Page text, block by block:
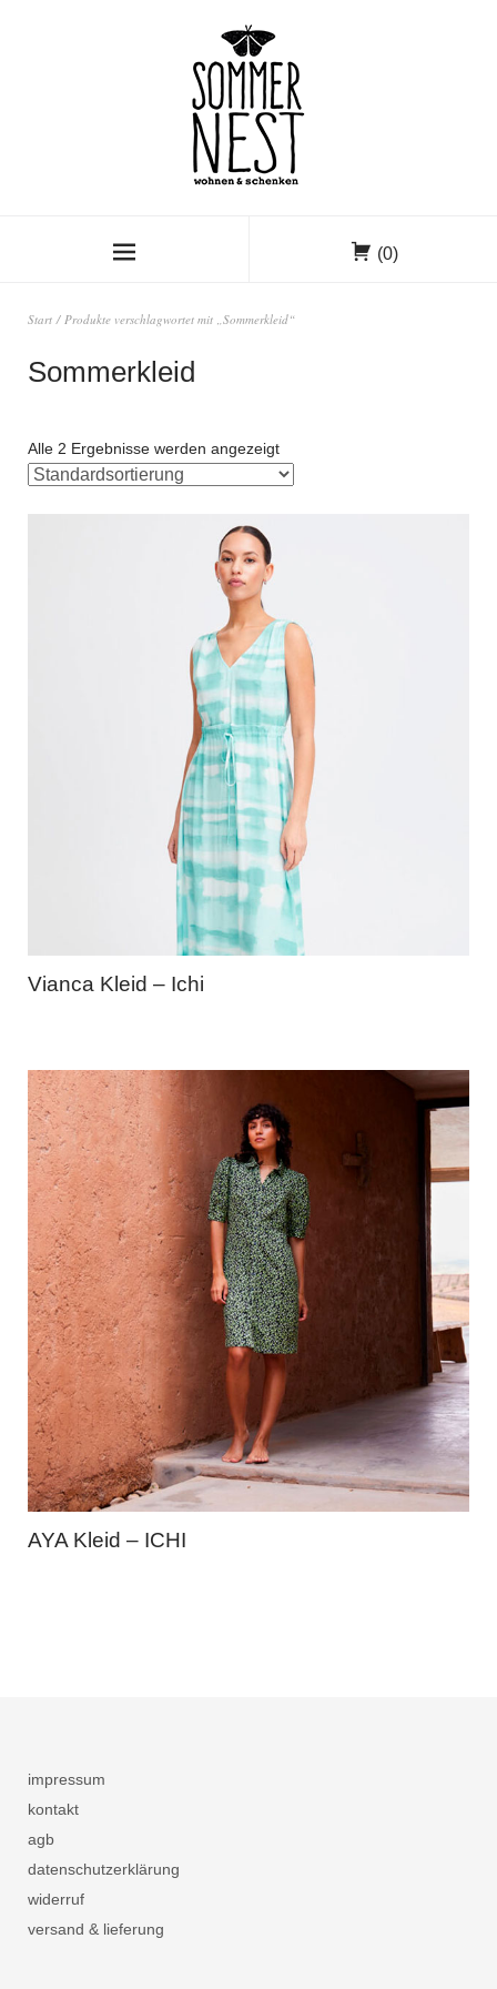
(0)
Start / Produkte verschlagwortet mit „Sommerkleid“
Sommerkleid
Alle 2 Ergebnisse werden angezeigt
Vianca Kleid – Ichi
AYA Kleid – ICHI
impressum
kontakt
agb
datenschutzerklärung
widerruf
versand & lieferung